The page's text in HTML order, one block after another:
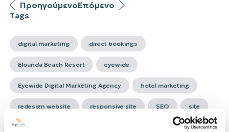
ΠροηγούμενοΕπόμενο
Tags
digital marketing direct bookings
Elounda Beach Resort eyewide
Eyewide Digital Marketing Agency hotel marketing
redesign website responsive site SEO site
web design